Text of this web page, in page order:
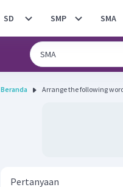
SD SMP SMA
Beranda Arrange the following
Pertanyaan